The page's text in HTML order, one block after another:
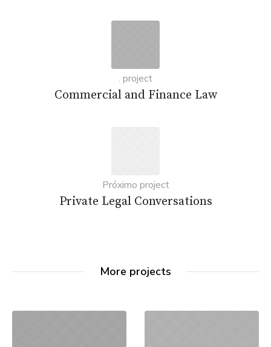
. project
Commercial and Finance Law
Próximo project
Private Legal Conversations
More projects